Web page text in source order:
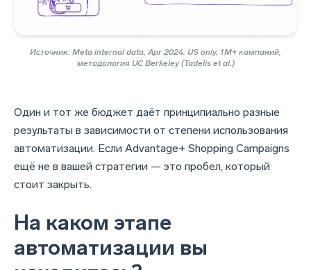
Источник: Meta internal data, Apr 2024. US only. 1M+ кампаний,
методология UC Berkeley (Tadelis et al.)
Один и тот же бюджет даёт принципиально разные
результаты в зависимости от степени использования
автоматизации. Если Advantage+ Shopping Campaigns
ещё не в вашей стратегии — это пробел, который
стоит закрыть.
На каком этапе
автоматизации вы